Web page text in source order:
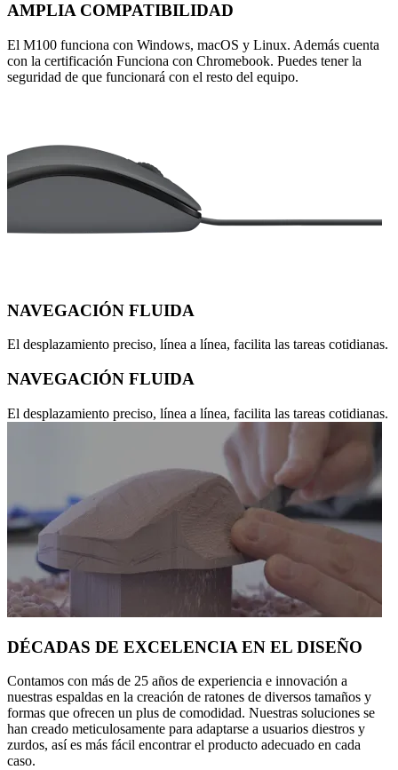
AMPLIA COMPATIBILIDAD
El M100 funciona con Windows, macOS y Linux. Además cuenta
con la certificación Funciona con Chromebook. Puedes tener la
seguridad de que funcionará con el resto del equipo.
NAVEGACIÓN FLUIDA
El desplazamiento preciso, línea a línea, facilita las tareas cotidianas.
NAVEGACIÓN FLUIDA
El desplazamiento preciso, línea a línea, facilita las tareas cotidianas.
DÉCADAS DE EXCELENCIA EN EL DISEÑO
Contamos con más de 25 años de experiencia e innovación a
nuestras espaldas en la creación de ratones de diversos tamaños y
formas que ofrecen un plus de comodidad. Nuestras soluciones se
han creado meticulosamente para adaptarse a usuarios diestros y
zurdos, así es más fácil encontrar el producto adecuado en cada
caso.